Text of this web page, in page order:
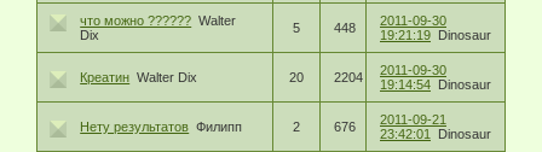
что можно ?????? Walter
Dix
5 448
2011-09-30
19:21:19 Dinosaur
Креатин Walter Dix 20 2204
2011-09-30
19:14:54 Dinosaur
Нету результатов Филипп 2 676
2011-09-21
23:42:01
Dinosaur